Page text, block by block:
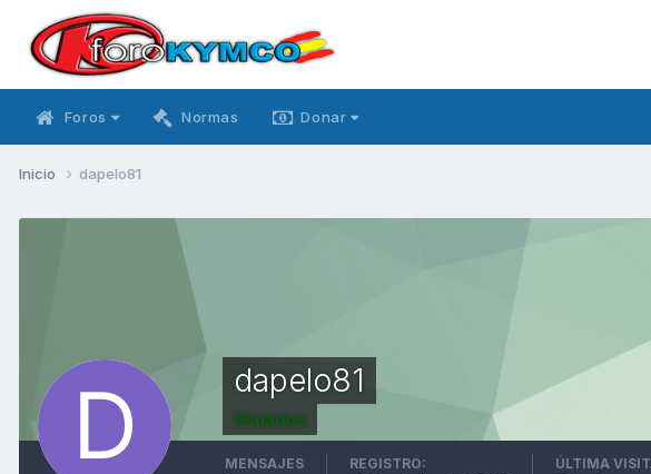
Foros Normas Donar
Inicio dapelo81
dapelo81
Usuarios
MENSAJES REGISTRO: ÚLTIMA